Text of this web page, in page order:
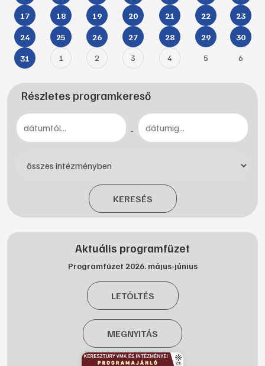
17 18 19 20 21 22 23
24 25 26 27 28 29 30
31 1 2 3 4 5 6
Részletes programkereső
-
KERESÉS
Aktuális programfüzet
Programfüzet 2026. május-június
LETÖLTÉS
MEGNYITÁS